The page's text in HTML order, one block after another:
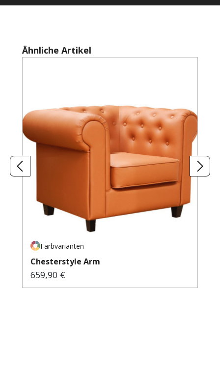
Produktgalerie überspringen
Ähnliche Artikel
Farbvarianten
Chesterstyle Arm
Regulärer Preis:
659,90 €